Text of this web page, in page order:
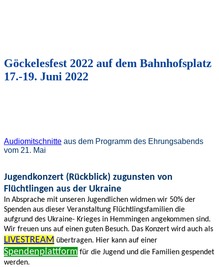
Göckelesfest 2022 auf dem Bahnhofsplatz
17.-19. Juni 2022
Audiomitschnitte aus dem Programm des Ehrungsabends
vom 21. Mai
Jugendkonzert (Rückblick) zugunsten von
Flüchtlingen aus der Ukraine
In Absprache mit unseren Jugendlichen widmen wir 50% der
Spenden aus dieser Veranstaltung Flüchtlingsfamilien die
aufgrund des Ukraine- Krieges in Hemmingen angekommen sind.
Wir freuen uns auf einen guten Besuch. Das Konzert wird auch als
LIVESTREAM übertragen. Hier kann auf einer
Spendenplattform für die Jugend und die Familien gespendet
werden.